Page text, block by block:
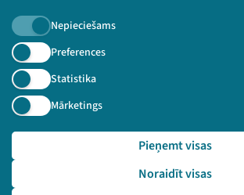
Nepieciešams
Preferences
Statistika
Mārketings
Noraidīt visas
Pieņemt visas
Piesakies jaunumiem!
Nepalaid garām aktuālāko informāciju!
Pieteikties